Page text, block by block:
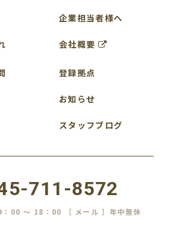
企業担当者様へ
会社概要
登録拠点
お知らせ
スタッフブログ
711-8572
：00 ～ 18：00 ［ メール ］年中無休